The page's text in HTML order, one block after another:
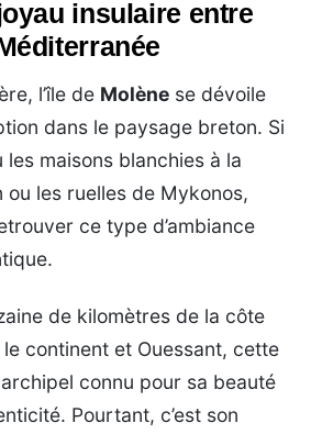
insulaire entre
l’île de Molène se dévoile
dans le paysage breton. Si
maisons blanchies à la
ou les ruelles de Mykonos,
ce type d’ambiance
de kilomètres de la côte
continent et Ouessant, cette
connu pour sa beauté
Pourtant, c’est son